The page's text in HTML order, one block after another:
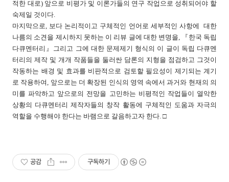
적한 대로) 앞으로 비평가 및 이론가들의 연구 작업으로 성취되어야 할
숙제일 것이다.
마지막으로, 보다 논리적이고 구체적인 언어로 세부적인 사항에 대한
나름의 소견을 제시하지 못하는 이 리뷰 글에 대한 변명을, 『한국 독립
다큐멘터리』그리고 그에 대한 문제제기 형식의 이 글이 독립 다큐멘
터리의 제작 및 개개 작품들을 둘러싼 담론의 지형을 점검하고 그것이
작동하는 배경 및 효과를 비판적으로 검토할 필요성이 제기되는 계기
로 작용하여, 앞으로는 더 확장된 인식의 영역 속에서 과거와 현재의 의
미를 파악하고 앞으로의 전망을 고민하는 비평적인 작업들이 열악한
상황의 다큐멘터리 제작자들의 창작 활동에 구체적인 도움과 자극의
역할을 수행해야 한다는 바램으로 갈음하고자 한다. □
공감 구독하기